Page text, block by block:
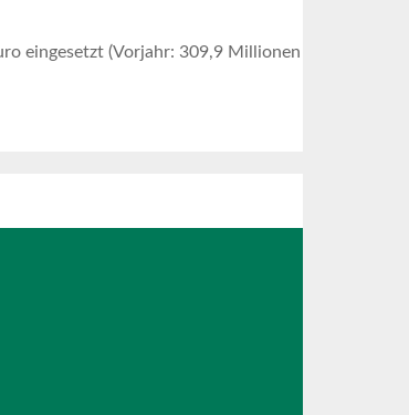
eingesetzt (Vorjahr: 309,9 Millionen